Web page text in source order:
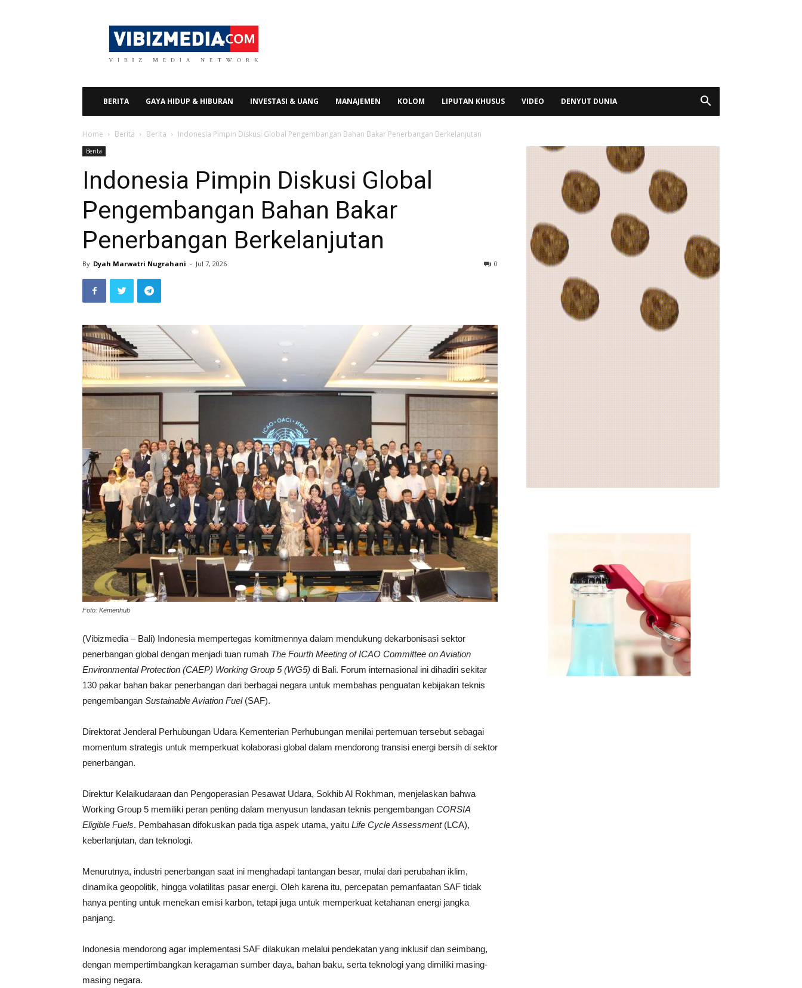
Vibizmedia.com
BERITA GAYA HIDUP & HIBURAN INVESTASI & UANG MANAJEMEN KOLOM LIPUTAN KHUSUS VIDEO DENYUT DUNIA
Home Berita Berita Indonesia Pimpin Diskusi Global Pengembangan Bahan Bakar Penerbangan Berkelanjutan
Berita
Indonesia Pimpin Diskusi Global
Pengembangan Bahan Bakar
Penerbangan Berkelanjutan
By Dyah Marwatri Nugrahani - Jul 7, 2026 0
Foto: Kemenhub
(Vibizmedia – Bali) Indonesia mempertegas komitmennya dalam mendukung dekarbonisasi sektor
penerbangan global dengan menjadi tuan rumah The Fourth Meeting of ICAO Committee on Aviation
Environmental Protection (CAEP) Working Group 5 (WG5) di Bali. Forum internasional ini dihadiri sekitar
130 pakar bahan bakar penerbangan dari berbagai negara untuk membahas penguatan kebijakan teknis
pengembangan Sustainable Aviation Fuel(SAF).
Direktorat Jenderal Perhubungan Udara Kementerian Perhubungan menilai pertemuan tersebut sebagai
momentum strategis untuk memperkuat kolaborasi global dalam mendorong transisi energi bersih di sektor
penerbangan.
Direktur Kelaikudaraan dan Pengoperasian Pesawat Udara, Sokhib Al Rokhman, menjelaskan bahwa
Working Group 5 memiliki peran penting dalam menyusun landasan teknis pengembangan CORSIA
Eligible Fuels. Pembahasan difokuskan pada tiga aspek utama, yaitu Life Cycle Assessment(LCA),
keberlanjutan, dan teknologi.
Menurutnya, industri penerbangan saat ini menghadapi tantangan besar, mulai dari perubahan iklim,
dinamika geopolitik, hingga volatilitas pasar energi. Oleh karena itu, percepatan pemanfaatan SAF tidak
hanya penting untuk menekan emisi karbon, tetapi juga untuk memperkuat ketahanan energi jangka
panjang.
Indonesia mendorong agar implementasi SAF dilakukan melalui pendekatan yang inklusif dan seimbang,
dengan mempertimbangkan keragaman sumber daya, bahan baku, serta teknologi yang dimiliki masing-
masing negara.